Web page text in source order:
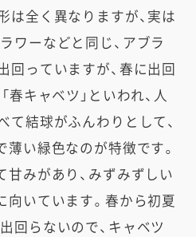
は全く異なりますが、実は
ワーなどと同じ、アブラ
回っていますが、春に出回
春キャベツ」といわれ、人
て結球がふんわりとして、
薄い緑色なのが特徴です。
甘みがあり、みずみずしい
向いています。春から初夏
回らないので、キャベツ